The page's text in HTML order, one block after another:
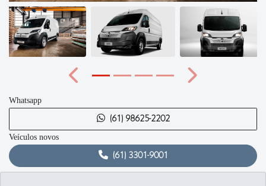
Anterior Próximo
Whatsapp
(61) 98625-2202
Veículos novos
(61) 3301-9001